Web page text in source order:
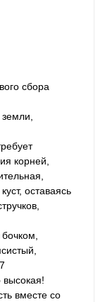
сбора
корней,
оставаясь
вместе со